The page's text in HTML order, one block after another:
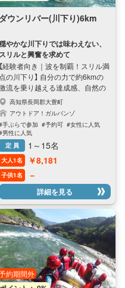
完備 •5歳から親子タンデムOK ■
選べる4つのアクティビティ お好
ビュー！ •リバーSUP：立って
漕げたら気分爽快！人気あり！ •パ
ックラフト：軽くて操作しやすい1
人用ゴムボート、初心者向き •リバ
ーカヤック：慣れるまでは難しい
ど、慣れたら面白い！ •ベリヤッ
ク：新アクティビティ！寝そべっ
て手で漕ぐ！
ダウンリバー(川下り)6km
やかな川下りでは味わえない、
スリルと興奮を求めて
【経験者向き｜波を制覇！スリル満
点の川下り】 自分の力で約6kmの
流を乗り越える達成感、自然の
力を肌で感じるダイナミズム。 吉
野川での川下りは、まさにアドレ
ナリンが湧き上がる、特別な冒険
験！ 穏やかなツーリングとは一
を画し、波のある瀬をダイナミ
クに下ることに特化したアクテ
ィビティ。 自分の力で激流を乗り
える、他では味わえないスリル
達成感がここにあります！ ガイ
がそばでナビゲート＆サポー
。 ここでしか味わえない、特別
半日アドベンチャーへ！ ■安心
イント ・丁寧な事前説明 ・有資
ガイドがナビゲート＆サポート
中学生からOK ・体力に合わせ
無理のないペース配分 ・不安な
はパックラフトで挑戦 ■コース
特徴・魅力 ・日本トップクラス
高知県長岡郡大豊町
アウトドア！ガルバンゾ
手ぶらで参加 #予約可 #女性に人気
男性に人気
定 員
1～15名
大人1名 ￥8,181
子供1名 －
詳細を見る
約期間外